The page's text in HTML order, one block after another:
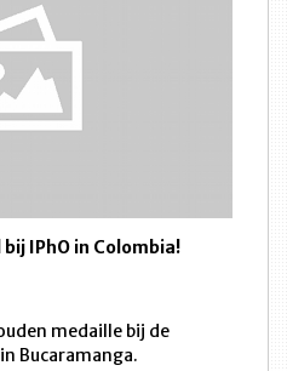
IPhO in Colombia!
medaille bij de
Bucaramanga.